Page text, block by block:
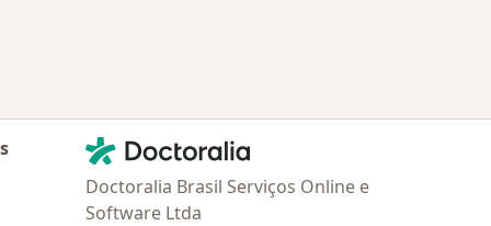
Contato
Doctoralia - Homepage
Doctoralia Brasil Serviços Online e
Software Ltda